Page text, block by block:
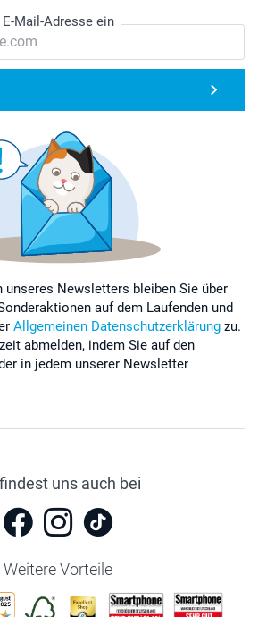
Mail-Adresse ein
unseres Newsletters bleiben Sie über
auf dem Laufenden und
Allgemeinen Datenschutzerklärung zu.
abmelden, indem Sie auf den
in jedem unserer Newsletter
uns auch bei
Weitere Vorteile